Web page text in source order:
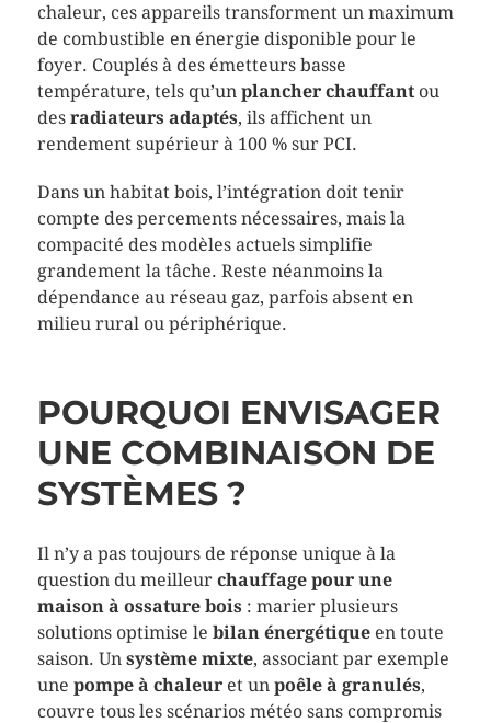
chaleur, ces appareils transforment un maximum
de combustible en énergie disponible pour le
foyer. Couplés à des émetteurs basse
température, tels qu’un plancher chauffantou
des radiateurs adaptés, ils affichent un
rendement supérieur à 100 % sur PCI.
Dans un habitat bois, l’intégration doit tenir
compte des percements nécessaires, mais la
compacité des modèles actuels simplifie
grandement la tâche. Reste néanmoins la
dépendance au réseau gaz, parfois absent en
milieu rural ou périphérique.
POURQUOI ENVISAGER
UNE COMBINAISON DE
SYSTÈMES ?
Il n’y a pas toujours de réponse unique à la
question du meilleur chauffage pour une
maison à ossature bois: marier plusieurs
solutions optimise le bilan énergétiqueen toute
saison. Un système mixte, associant par exemple
une pompe à chaleuret un poêle à granulés,
couvre tous les scénarios météo sans compromis